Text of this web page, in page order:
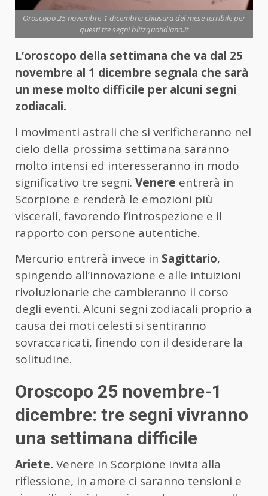
Oroscopo 25 novembre-1 dicembre: chiusura del mese terribile per
questi tre segni blitzquotidiano.it
L’oroscopo della settimana che va dal 25
novembre al 1 dicembre segnala che sarà
un mese molto difficile per alcuni segni
zodiacali.
I movimenti astrali che si verificheranno nel
cielo della prossima settimana saranno
molto intensi ed interesseranno in modo
significativo tre segni. Venere entrerà in
Scorpione e renderà le emozioni più
viscerali, favorendo l’introspezione e il
rapporto con persone autentiche.
Mercurio entrerà invece in Sagittario,
spingendo all’innovazione e alle intuizioni
rivoluzionarie che cambieranno il corso
degli eventi. Alcuni segni zodiacali proprio a
causa dei moti celesti si sentiranno
sovraccaricati, finendo con il desiderare la
solitudine.
Oroscopo 25 novembre-1
dicembre: tre segni vivranno
una settimana difficile
Ariete. Venere in Scorpione invita alla
riflessione, in amore ci saranno tensioni e